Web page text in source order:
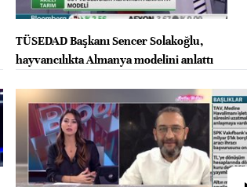
TÜSEDAD Başkanı Sencer Solakoğlu,
hayvancılıkta Almanya modelini anlattı